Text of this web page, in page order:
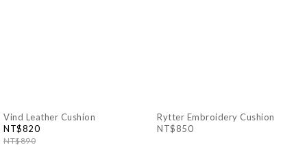
Vind Leather Cushion
NT$820
NT$890
Rytter Embroidery Cushion
NT$850